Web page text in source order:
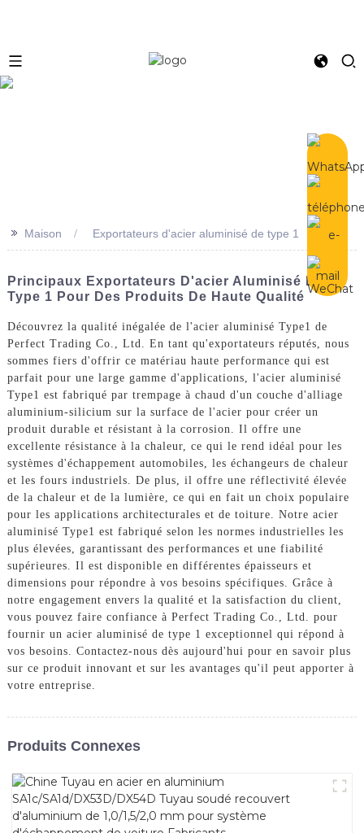
>> Maison Exportateurs d'acier aluminisé de type 1
Principaux Exportateurs D'acier Aluminisé De
Type 1 Pour Des Produits De Haute Qualité
Découvrez la qualité inégalée de l'acier aluminisé Type1 de
Perfect Trading Co., Ltd. En tant qu'exportateurs réputés, nous
sommes fiers d'offrir ce matériau haute performance qui est
parfait pour une large gamme d'applications, l'acier aluminisé
Type1 est fabriqué par trempage à chaud d'un couche d'alliage
aluminium-silicium sur la surface de l'acier pour créer un
produit durable et résistant à la corrosion. Il offre une
excellente résistance à la chaleur, ce qui le rend idéal pour les
systèmes d'échappement automobiles, les échangeurs de chaleur
et les fours industriels. De plus, il offre une réflectivité élevée
de la chaleur et de la lumière, ce qui en fait un choix populaire
pour les applications architecturales et de toiture. Notre acier
aluminisé Type1 est fabriqué selon les normes industrielles les
plus élevées, garantissant des performances et une fiabilité
supérieures. Il est disponible en différentes épaisseurs et
dimensions pour répondre à vos besoins spécifiques. Grâce à
notre engagement envers la qualité et la satisfaction du client,
vous pouvez faire confiance à Perfect Trading Co., Ltd. pour
fournir un acier aluminisé de type 1 exceptionnel qui répond à
vos besoins. Contactez-nous dès aujourd'hui pour en savoir plus
sur ce produit innovant et sur les avantages qu'il peut apporter à
votre entreprise.
Produits Connexes